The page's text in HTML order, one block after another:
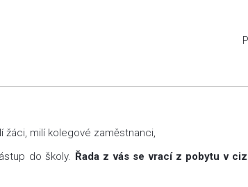
žáci, milí kolegové zaměstnanci,
do školy. Řada z vás se vrací z pobytu v